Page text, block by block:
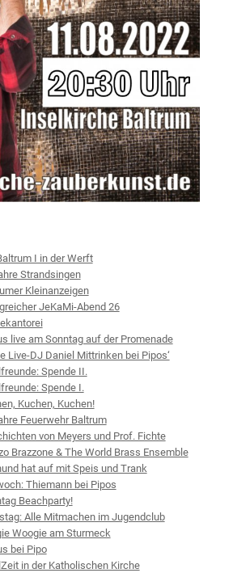
I in der Werft
Strandsingen
Kleinanzeigen
JeKaMi-Abend 26
live am Sonntag auf der Promenade
Live-DJ Daniel Mittrinken bei Pipos‘
Spende II.
Spende I.
Kuchen, Kuchen!
Feuerwehr Baltrum
von Meyers und Prof. Fichte
Brazzone & The World Brass Ensemble
hat auf mit Speis und Trank
Thiemann bei Pipos
Beachparty!
Alle Mitmachen im Jugendclub
Woogie am Sturmeck
bei Pipo
in der Katholischen Kirche